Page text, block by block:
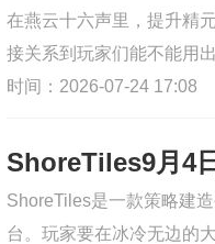
在燕云十六声里，提升精
接关系到玩家们能不能用
BOSS，高消耗的大招都
上限高了才能连续释放，
时间：2026-07-24 17:08
ShoreTiles是一款策略建
台。玩家要在冰冷无边的